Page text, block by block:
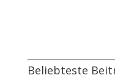
Beliebteste